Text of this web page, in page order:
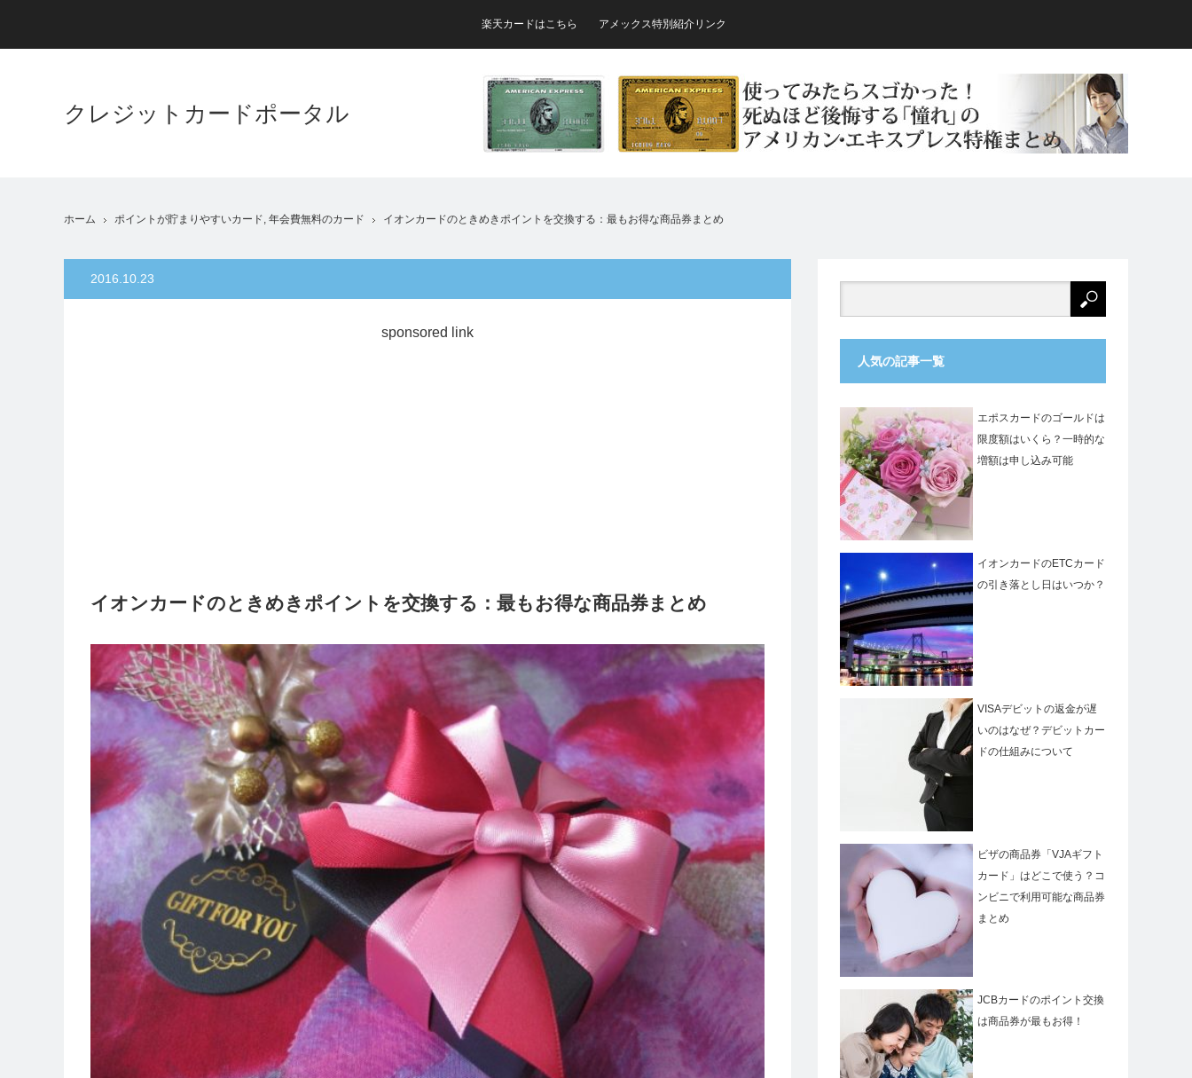
楽天カードはこちら アメックス特別紹介リンク
クレジットカードポータル
ホーム ポイントが貯まりやすいカード, 年会費無料のカード イオンカードのときめきポイントを交換する：最もお得な商品券まとめ
2016.10.23
sponsored link
イオンカードのときめきポイントを交換する：最もお得な商品券まとめ
人気の記事一覧
エポスカードのゴールドは
限度額はいくら？一時的な
増額は申し込み可能
イオンカードのETCカード
の引き落とし日はいつか？
VISAデビットの返金が遅
いのはなぜ？デビットカー
ドの仕組みについて
ビザの商品券「VJAギフト
カード」はどこで使う？コ
ンビニで利用可能な商品券
まとめ
JCBカードのポイント交換
は商品券が最もお得！